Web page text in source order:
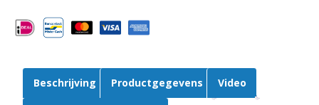
560
D4
Beschrijving Productgegevens Video